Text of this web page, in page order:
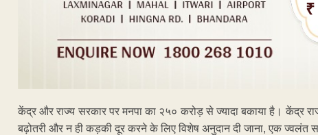
केंद्र और राज्य सरकार पर मनपा का २५० करोड़ से ज्यादा बकाया है। केंद्र
बढ़ोतरी और न ही कड़की दूर करने के लिए विशेष अनुदान दी जाना, एक ज्वलंत